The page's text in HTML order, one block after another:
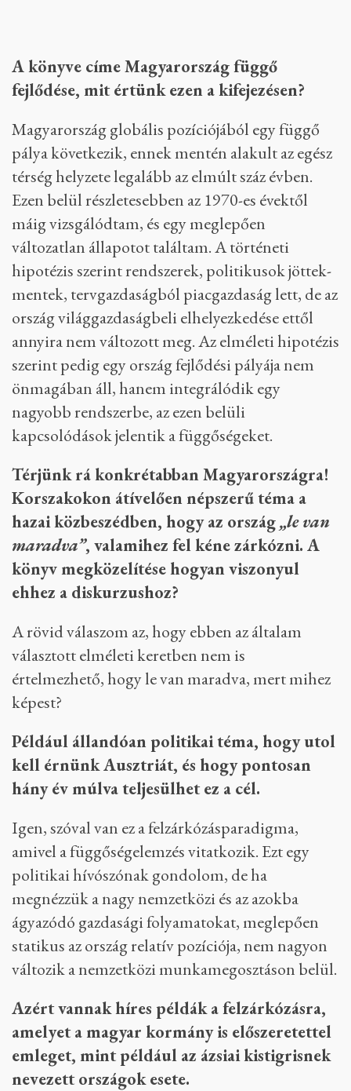
A könyve címe Magyarország függő
fejlődése, mit értünk ezen a kifejezésen?
Magyarország globális pozíciójából egy függő
pálya következik, ennek mentén alakult az egész
térség helyzete legalább az elmúlt száz évben.
Ezen belül részletesebben az 1970-es évektől
máig vizsgálódtam, és egy meglepően
változatlan állapotot találtam. A történeti
hipotézis szerint rendszerek, politikusok jöttek-
mentek, tervgazdaságból piacgazdaság lett, de az
ország világgazdaságbeli elhelyezkedése ettől
annyira nem változott meg. Az elméleti hipotézis
szerint pedig egy ország fejlődési pályája nem
önmagában áll, hanem integrálódik egy
nagyobb rendszerbe, az ezen belüli
kapcsolódások jelentik a függőségeket.
Térjünk rá konkrétabban Magyarországra!
Korszakokon átívelően népszerű téma a
hazai közbeszédben, hogy az ország„le van
maradva”, valamihez fel kéne zárkózni. A
könyv megközelítése hogyan viszonyul
ehhez a diskurzushoz?
A rövid válaszom az, hogy ebben az általam
választott elméleti keretben nem is
értelmezhető, hogy le van maradva, mert mihez
képest?
Például állandóan politikai téma, hogy utol
kell érnünk Ausztriát, és hogy pontosan
hány év múlva teljesülhet ez a cél.
Igen, szóval van ez a felzárkózásparadigma,
amivel a függőségelemzés vitatkozik. Ezt egy
politikai hívószónak gondolom, de ha
megnézzük a nagy nemzetközi és az azokba
ágyazódó gazdasági folyamatokat, meglepően
statikus az ország relatív pozíciója, nem nagyon
változik a nemzetközi munkamegosztáson belül.
Azért vannak híres példák a felzárkózásra,
amelyet a magyar kormány is előszeretettel
emleget, mint például az ázsiai kistigrisnek
nevezett országok esete.